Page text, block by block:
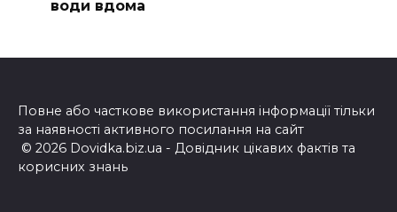
води вдома
Повне або часткове використання інформації тільки
за наявності активного посилання на сайт
© 2026 Dovidka.biz.ua - Довідник цікавих фактів та
корисних знань